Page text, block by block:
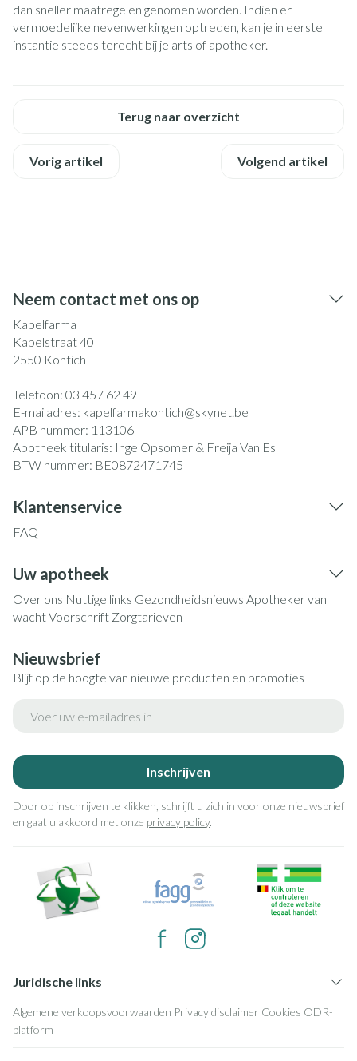
dan sneller maatregelen genomen worden. Indien er
vermoedelijke nevenwerkingen optreden, kan je in eerste
instantie steeds terecht bij je arts of apotheker.
Terug naar overzicht
Vorig artikel Volgend artikel
Neem contact met ons op
Kapelfarma
Kapelstraat 40
2550 Kontich
Telefoon: 03 457 62 49
E-mailadres: kapelfarmakontich@skynet.be
APB nummer: 113106
Apotheek titularis: Inge Opsomer & Freija Van Es
BTW nummer: BE0872471745
Klantenservice
FAQ
Uw apotheek
Over ons Nuttige links Gezondheidsnieuws Apotheker van
wachtVoorschrift Zorgtarieven
Nieuwsbrief
Blijf op de hoogte van nieuwe producten en promoties
Inschrijven
Door op inschrijven te klikken, schrijft u zich in voor onze nieuwsbrief
en gaat u akkoord met onze privacy policy.
Juridische links
Algemene verkoopsvoorwaarden Privacy disclaimer Cookies ODR-
platform